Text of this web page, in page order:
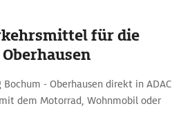
für die
- Oberhausen direkt in ADAC
dem Motorrad, Wohnmobil oder